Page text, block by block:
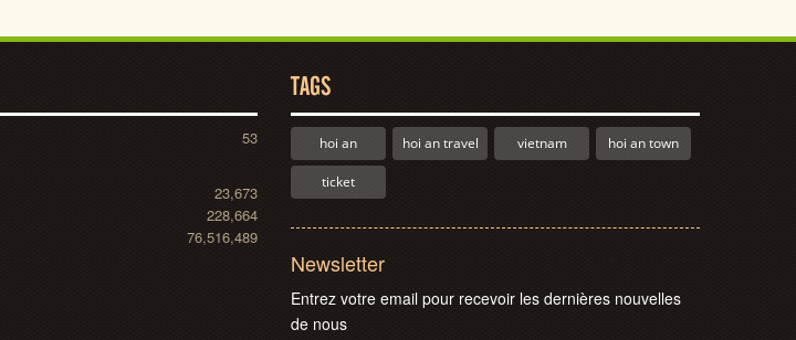
53
23,673
228,664
76,516,489
TAGS
hoi an hoi an travel vietnam hoi an town
ticket
Newsletter
Entrez votre email pour recevoir les dernières nouvelles
de nous